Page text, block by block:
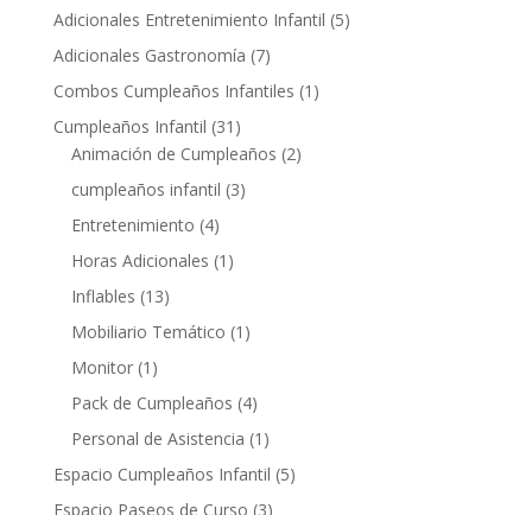
Adicionales Entretenimiento Infantil (5)
Adicionales Gastronomía (7)
Combos Cumpleaños Infantiles (1)
Cumpleaños Infantil (31)
Animación de Cumpleaños (2)
cumpleaños infantil (3)
Entretenimiento (4)
Horas Adicionales (1)
Inflables (13)
Mobiliario Temático (1)
Monitor (1)
Pack de Cumpleaños (4)
Personal de Asistencia (1)
Espacio Cumpleaños Infantil (5)
Espacio Paseos de Curso (3)